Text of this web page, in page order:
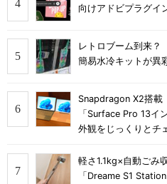
向けアドビプラグイ
レトロブーム到来
簡易水冷キットが異
Snapdragon X2搭載
「Surface Pro 13イ
外観をじっくりとチ
軽さ1.1kg×自動ごみ
「Dreame S1